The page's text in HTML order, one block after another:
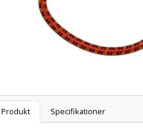
Produkt
Specifikationer